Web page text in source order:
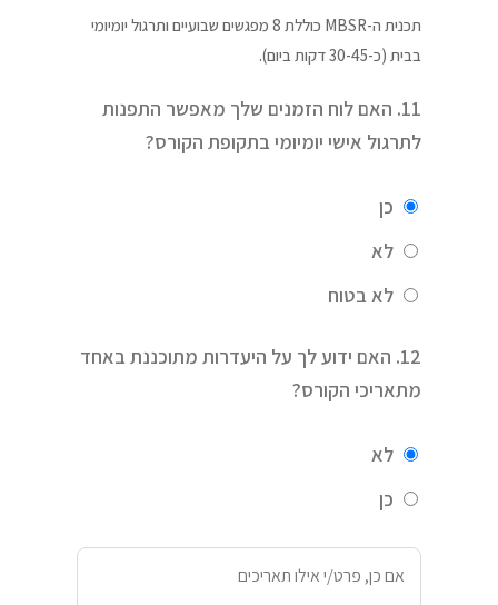
תכנית ה-MBSR כוללת 8 מפגשים שבועיים ותרגול יומיומי
בבית (כ-30-45 דקות ביום).
11. האם לוח הזמנים שלך מאפשר התפנות
לתרגול אישי יומיומי בתקופת הקורס?
כן
לא
לא בטוח
12. האם ידוע לך על היעדרות מתוכננת באחד
מתאריכי הקורס?
לא
כן